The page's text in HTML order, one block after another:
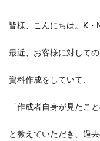
皆様、こんにちは。K・
最近、お客様に対して
資料作成をしていて、
「作成者自身が見たこ
と教えていただき、過